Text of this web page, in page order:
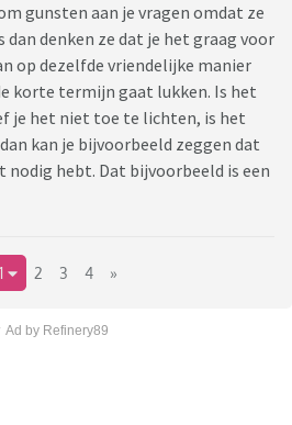
gunsten aan je vragen omdat ze
dan denken ze dat je het graag voor
op dezelfde vriendelijke manier
korte termijn gaat lukken. Is het
je het niet toe te lichten, is het
kan je bijvoorbeeld zeggen dat
nodig hebt. Dat bijvoorbeeld is een
1 2 3 4 »
Ad by Refinery89